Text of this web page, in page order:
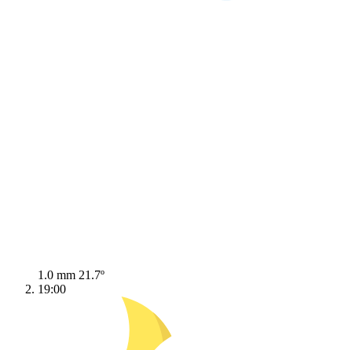
1.0 mm 21.7º
19:00